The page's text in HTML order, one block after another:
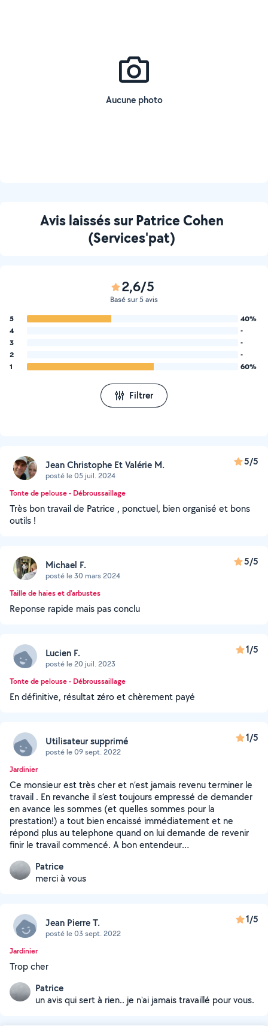
Aucune photo
Avis laissés sur Patrice Cohen
(Services'pat)
2,6/5
Basé sur 5 avis
5
40%
4
-
3
-
2
-
1
60%
Filtrer
Jean Christophe Et Valérie M.
posté le 05 juil. 2024
5/5
Tonte de pelouse - Débroussaillage
Très bon travail de Patrice , ponctuel, bien organisé et bons
outils !
Michael F.
posté le 30 mars 2024
5/5
Taille de haies et d'arbustes
Reponse rapide mais pas conclu
Lucien F.
posté le 20 juil. 2023
1/5
Tonte de pelouse - Débroussaillage
En définitive, résultat zéro et chèrement payé
Utilisateur supprimé
posté le 09 sept. 2022
1/5
Jardinier
Ce monsieur est très cher et n’est jamais revenu terminer le
travail . En revanche il s’est toujours empressé de demander
en avance les sommes (et quelles sommes pour la
prestation!) a tout bien encaissé immédiatement et ne
répond plus au telephone quand on lui demande de revenir
finir le travail commencé. A bon entendeur…
Patrice
merci à vous
Jean Pierre T.
posté le 03 sept. 2022
1/5
Jardinier
Trop cher
Patrice
un avis qui sert à rien.. je n'ai jamais travaillé pour vous.